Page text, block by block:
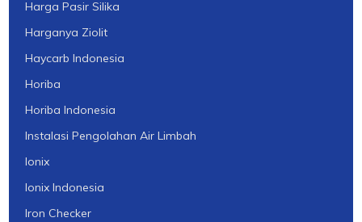
Harga Pasir Silika
Harganya Ziolit
Haycarb Indonesia
Horiba
Horiba Indonesia
Instalasi Pengolahan Air Limbah
Ionix
Ionix Indonesia
Iron Checker